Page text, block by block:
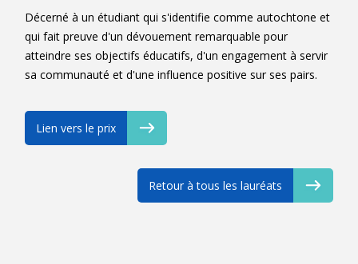
Décerné à un étudiant qui s'identifie comme autochtone et
qui fait preuve d'un dévouement remarquable pour
atteindre ses objectifs éducatifs, d'un engagement à servir
sa communauté et d'une influence positive sur ses pairs.
Lien vers le prix
Retour à tous les lauréats